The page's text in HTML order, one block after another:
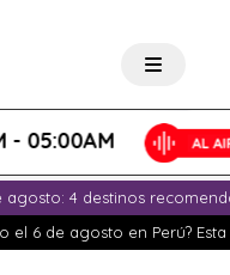
agosto: 4 destinos
el 6 de agosto en Perú?